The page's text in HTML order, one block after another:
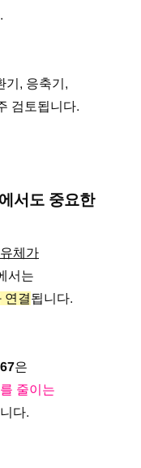
기, 응축기,
검토됩니다.
서도 중요한
체가
서는
연결됩니다.
은
줄이는
다.